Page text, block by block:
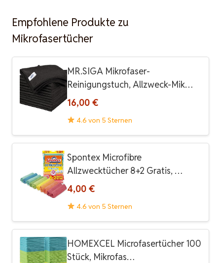
Empfohlene Produkte zu
Mikrofasertücher
MR.SIGA Mikrofaser-
Reinigungstuch, Allzweck-Mik…
16,00 €
4.6 von 5 Sternen
Spontex Microfibre
Allzwecktücher 8+2 Gratis, …
4,00 €
4.6 von 5 Sternen
HOMEXCEL Microfasertücher 100
Stück, Mikrofas…